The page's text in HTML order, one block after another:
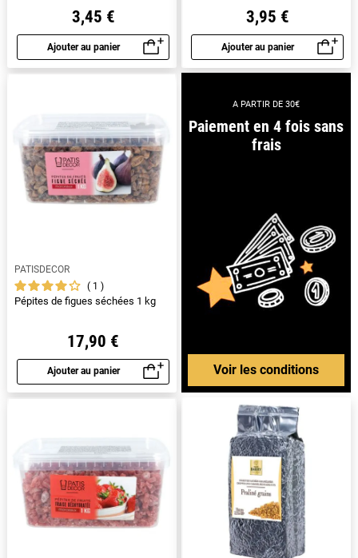
3,45 €
Ajouter au panier
Aperçu rapide
3,95 €
Ajouter au panier
Aperçu rapide
PATISDECOR
1
Pépites de figues séchées 1 kg
17,90 €
Ajouter au panier
Aperçu rapide
A PARTIR DE 30€
Paiement en 4 fois sans
frais
Voir les conditions